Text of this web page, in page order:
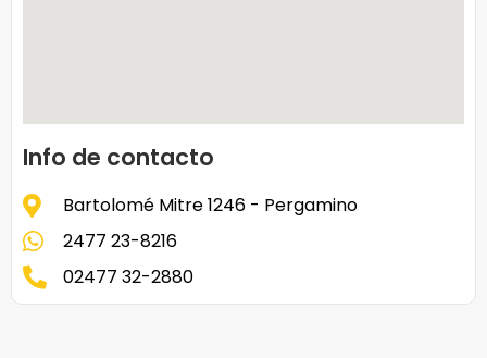
Info de contacto
Bartolomé Mitre 1246 - Pergamino
2477 23-8216
02477 32-2880